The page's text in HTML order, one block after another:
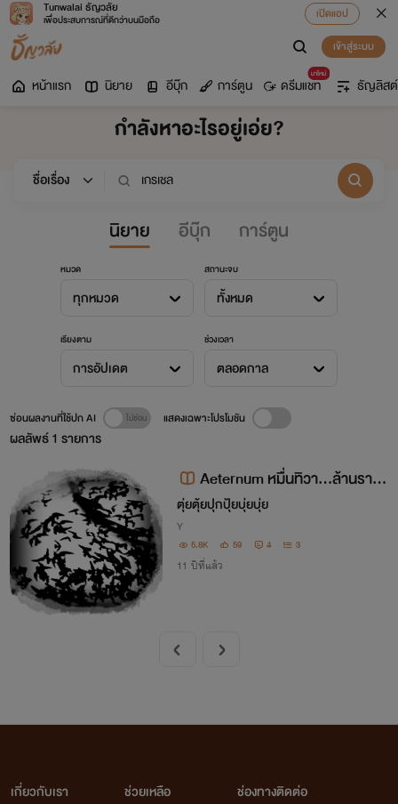
Tunwalai ธัญวลัย
เพื่อประสบการณ์ที่ดีกว่าบนมือถือ
เปิดแอป
เข้าสู่ระบบ
หน้าแรก นิยาย อีบุ๊ก การ์ตูน
มาใหม่
ดรีมแชท ธัญลิสต์
กำลังหาอะไรอยู่เอ่ย?
นิยาย อีบุ๊ก การ์ตูน
หมวด
ทุกหมวด
สถานะจบ
ทั้งหมด
เรียงตาม
การอัปเดต
ช่วงเวลา
ตลอดกาล
ผลลัพธ์1 รายการ
ซ่อนผลงานที่ใช้ปก AI แสดงเฉพาะโปรโมชัน
Aeternum หมื่นทิวา...ล้านราต
รี
ตุ่ยตุ้ยปุกปุ้ยบุ่ยบุ่ย
Y
5.8K 59 4 3
11 ปีที่แล้ว
เกี่ยวกับเรา
ช่วยเหลือ
ช่องทางติดต่อ